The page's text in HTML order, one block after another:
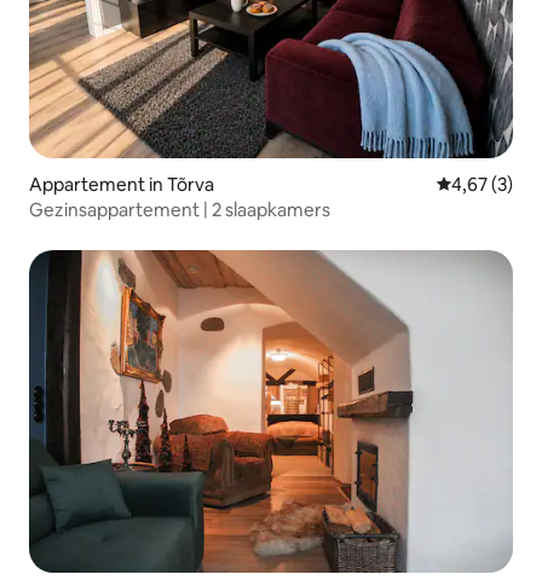
Appartement in Tõrva
4,67 (3)
Gezinsappartement | 2 slaapkamers